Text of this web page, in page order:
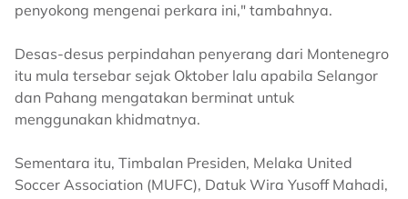
penyokong mengenai perkara ini," tambahnya.
Desas-desus perpindahan penyerang dari Montenegro
itu mula tersebar sejak Oktober lalu apabila Selangor
dan Pahang mengatakan berminat untuk
menggunakan khidmatnya.
Sementara itu, Timbalan Presiden, Melaka United
Soccer Association (MUFC), Datuk Wira Yusoff Mahadi,